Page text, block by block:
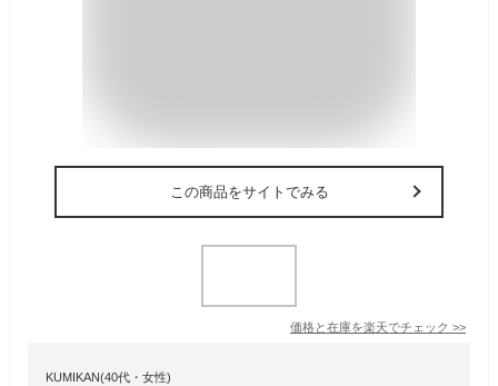
この商品をサイトでみる
価格と在庫を楽天でチェック >>
KUMIKAN(40代・女性)